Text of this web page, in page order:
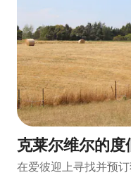
克莱尔维尔的度
在爱彼迎上寻找并预